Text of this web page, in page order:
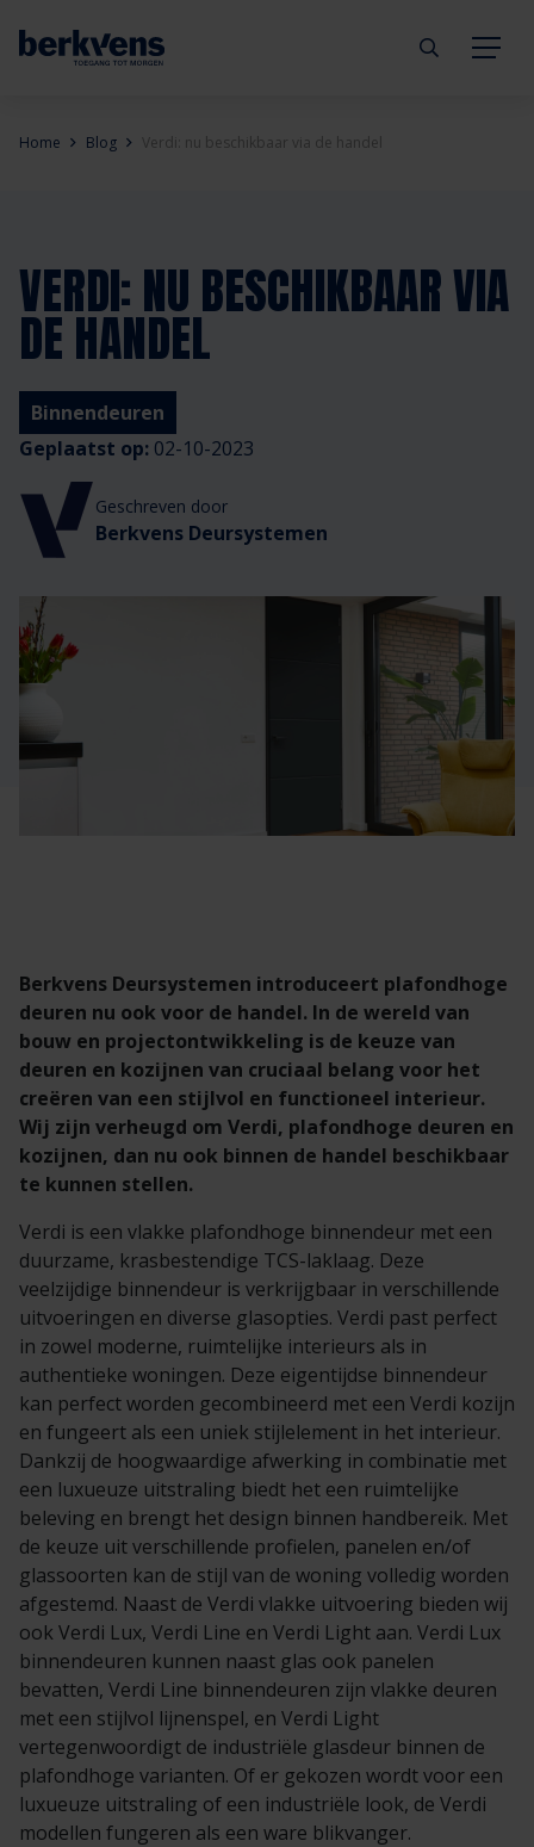
Kozijnen
Hang- & sluitwerk
Diensten
Veelgestelde vragen
Meergezinswoning
Utiliteitsgebouw
Prefab woning
Architect
Projectontwikkelaar
Handelspartner
Brandwerend
Geluidwerend
Rookwerend
Brochures
Technische documentatie
Veelgestelde vragen
Webshop
Inspiratie
Verkooppunten
Organisatie
Duurzaamheid
GND Garantiedeuren
Home Blog Verdi: nu beschikbaar via de handel
VERDI: NU BESCHIKBAAR VIA
DE HANDEL
Binnendeuren
Geplaatst op: 02-10-2023
Geschreven door
Berkvens Deursystemen
Berkvens Deursystemen introduceert plafondhoge
deuren nu ook voor de handel. In de wereld van
bouw en projectontwikkeling is de keuze van
deuren en kozijnen van cruciaal belang voor het
creëren van een stijlvol en functioneel interieur.
Wij zijn verheugd om Verdi, plafondhoge deuren en
kozijnen, dan nu ook binnen de handel beschikbaar
te kunnen stellen.
Verdi is een vlakke plafondhoge binnendeur met een
duurzame, krasbestendige TCS-laklaag. Deze
veelzijdige binnendeur is verkrijgbaar in verschillende
uitvoeringen en diverse glasopties. Verdi past perfect
in zowel moderne, ruimtelijke interieurs als in
authentieke woningen. Deze eigentijdse binnendeur
kan perfect worden gecombineerd met een Verdi kozijn
en fungeert als een uniek stijlelement in het interieur.
Dankzij de hoogwaardige afwerking in combinatie met
een luxueuze uitstraling biedt het een ruimtelijke
beleving en brengt het design binnen handbereik. Met
de keuze uit verschillende profielen, panelen en/of
glassoorten kan de stijl van de woning volledig worden
afgestemd. Naast de Verdi vlakke uitvoering bieden wij
ook Verdi Lux, Verdi Line en Verdi Light aan. Verdi Lux
binnendeuren kunnen naast glas ook panelen
bevatten, Verdi Line binnendeuren zijn vlakke deuren
met een stijlvol lijnenspel, en Verdi Light
vertegenwoordigt de industriële glasdeur binnen de
plafondhoge varianten. Of er gekozen wordt voor een
luxueuze uitstraling of een industriële look, de Verdi
modellen fungeren als een ware blikvanger.